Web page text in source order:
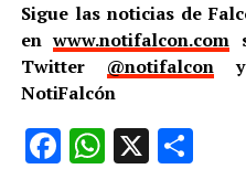
Sigue las noticias de
enwww.notifalcon.com
Twitter @notifalcon y
NotiFalcón
Facebook
WhatsApp
X